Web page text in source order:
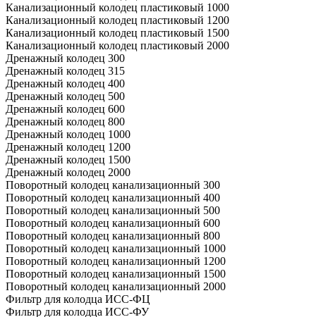
Канализационный колодец пластиковый 1000
Канализационный колодец пластиковый 1200
Канализационный колодец пластиковый 1500
Канализационный колодец пластиковый 2000
Дренажный колодец 300
Дренажный колодец 315
Дренажный колодец 400
Дренажный колодец 500
Дренажный колодец 600
Дренажный колодец 800
Дренажный колодец 1000
Дренажный колодец 1200
Дренажный колодец 1500
Дренажный колодец 2000
Поворотный колодец канализационный 300
Поворотный колодец канализационный 400
Поворотный колодец канализационный 500
Поворотный колодец канализационный 600
Поворотный колодец канализационный 800
Поворотный колодец канализационный 1000
Поворотный колодец канализационный 1200
Поворотный колодец канализационный 1500
Поворотный колодец канализационный 2000
Фильтр для колодца ИСС-ФЦ
Фильтр для колодца ИСС-ФУ